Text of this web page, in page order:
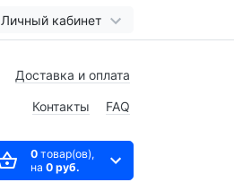
Личный кабинет
Доставка и оплата
Контакты FAQ
0товар(ов),
на 0 руб.